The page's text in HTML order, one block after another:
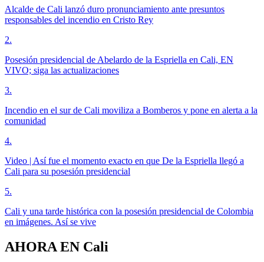
Alcalde de Cali lanzó duro pronunciamiento ante presuntos
responsables del incendio en Cristo Rey
2.
Posesión presidencial de Abelardo de la Espriella en Cali, EN
VIVO; siga las actualizaciones
3.
Incendio en el sur de Cali moviliza a Bomberos y pone en alerta a la
comunidad
4.
Video | Así fue el momento exacto en que De la Espriella llegó a
Cali para su posesión presidencial
5.
Cali y una tarde histórica con la posesión presidencial de Colombia
en imágenes. Así se vive
AHORA EN Cali